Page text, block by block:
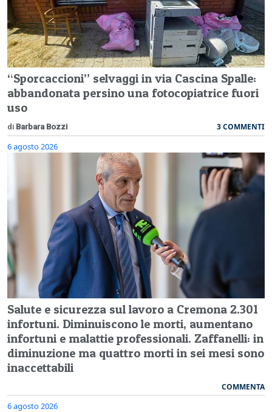
“Sporcaccioni” selvaggi in via Cascina Spalle:
abbandonata persino una fotocopiatrice fuori
uso
di Barbara Bozzi 3 COMMENTI
6 agosto 2026
Salute e sicurezza sul lavoro a Cremona 2.301
infortuni. Diminuiscono le morti, aumentano
infortuni e malattie professionali. Zaffanelli: in
diminuzione ma quattro morti in sei mesi sono
inaccettabili
COMMENTA
6 agosto 2026